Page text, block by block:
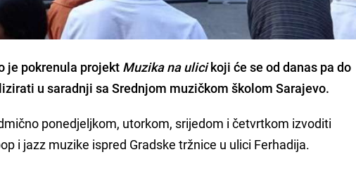
je pokrenula projekt Muzika na ulicikoji će se od danas pa do
u saradnji sa Srednjom muzičkom školom Sarajevo.
ponedjeljkom, utorkom, srijedom i četvrtkom izvoditi
i jazz muzike ispred Gradske tržnice u ulici Ferhadija.